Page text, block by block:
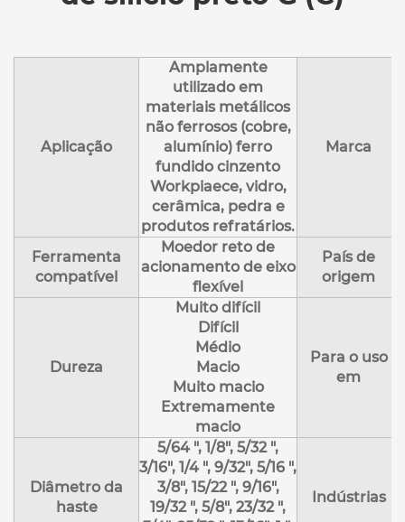
Aplicação
Amplamente
utilizado em
materiais metálicos
não ferrosos (cobre,
alumínio) ferro
fundido cinzento
Workpiaece, vidro,
cerâmica, pedra e
produtos refratários.
Marca
Ferramenta
compatível
Moedor reto de
acionamento de eixo
flexível
País de
origem
Dureza
Muito difícil
Difícil
Médio
Macio
Muito macio
Extremamente
macio
Para o uso
em
Diâmetro da
haste
5/64 ", 1/8", 5/32 ",
3/16", 1/4 ", 9/32", 5/16 ",
3/8", 15/22 ", 9/16",
19/32 ", 5/8", 23/32 ",
Indústrias